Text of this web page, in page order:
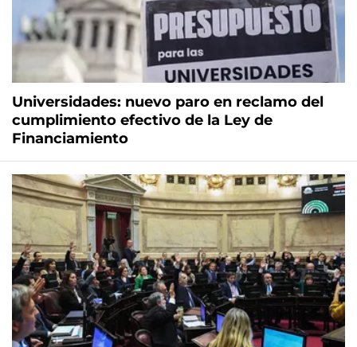
Universidades: nuevo paro en reclamo del
cumplimiento efectivo de la Ley de
Financiamiento